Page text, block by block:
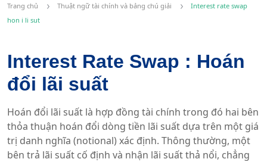
Trang chủ Thuật ngữ tài chính và bảng chú giải
Interest rate swap
hon i li sut
Interest Rate Swap : Hoán
đổi lãi suất
Hoán đổi lãi suất là hợp đồng tài chính trong đó hai bên
thỏa thuận hoán đổi dòng tiền lãi suất dựa trên một giá
trị danh nghĩa (notional) xác định. Thông thường, một
bên trả lãi suất cố định và nhận lãi suất thả nổi, chẳng